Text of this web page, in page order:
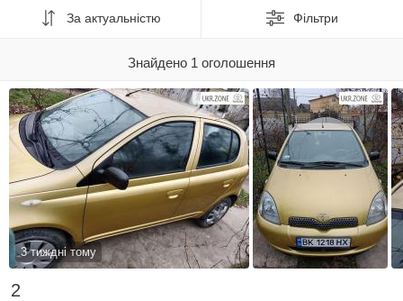
За актуальністю Фільтри
Знайдено 1 оголошення
3 тиждні тому
2